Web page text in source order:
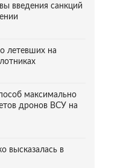
введения санкций
летевших на
максимально
дронов ВСУ на
высказалась в